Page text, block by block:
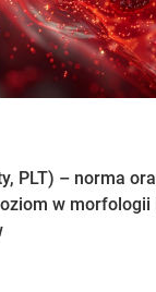
PLT) – norma
w morfologii